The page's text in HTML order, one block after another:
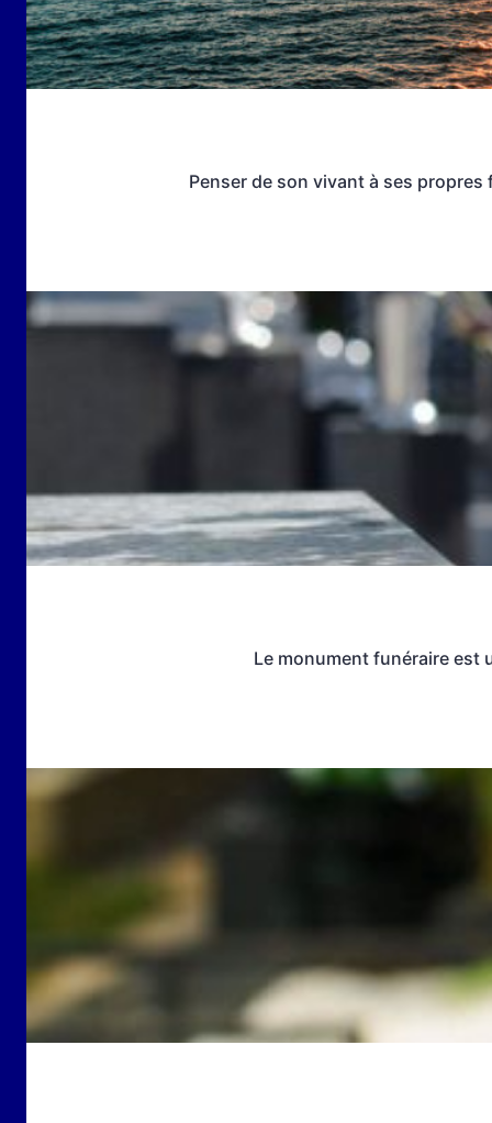
Penser de son vivant à ses
Le monument funéraire est